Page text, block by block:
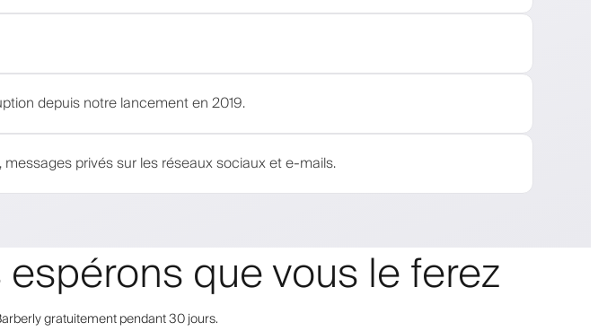
depuis notre lancement en 2019.
privés sur les réseaux sociaux et e-mails.
que vous le ferez
gratuitement pendant 30 jours.